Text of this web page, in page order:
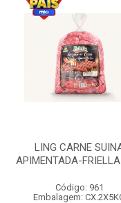
LING CARNE
APIMENTADA-
Código: 961
Embalagem: